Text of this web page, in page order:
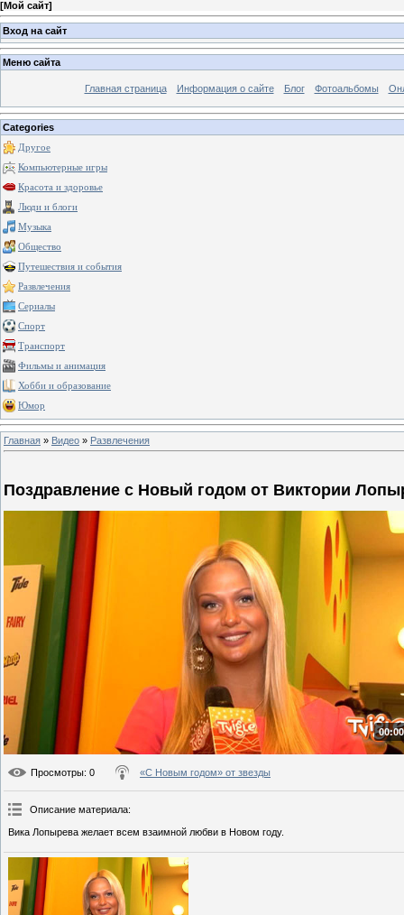
[Мой сайт]
Вход на сайт
Меню сайта
Главная страница Информация о сайте Блог Фотоальбомы
Categories
Другое
Компьютерные игры
Красота и здоровье
Люди и блоги
Музыка
Общество
Путешествия и события
Развлечения
Сериалы
Спорт
Транспорт
Фильмы и анимация
Хобби и образование
Юмор
Главная » Видео » Развлечения
Поздравление с Новый годом от Виктории
Просмотры: 0 «С Новым годом» от звезды
Описание материала:
Вика Лопырева желает всем взаимной любви в Новом году.